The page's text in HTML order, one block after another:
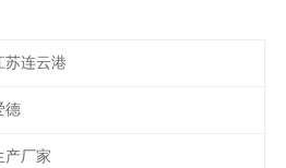
苏连云港
德
产厂家